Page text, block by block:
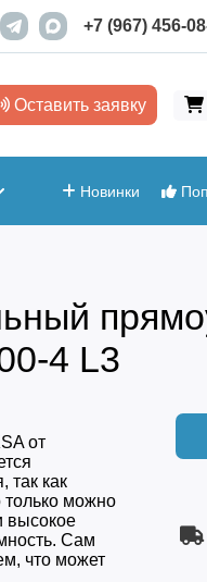
+7 (967) 456-
Оставить заявку
Новинки
4 L3
от
как
только можно
высокое
Сам
что может